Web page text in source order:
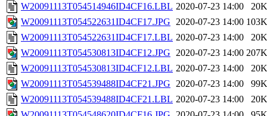
W20091113T054514946ID4CF16.LBL 2020-07-23 14:00
20K
W20091113T054522631ID4CF17.JPG 2020-07-23 14:00 103K
W20091113T054522631ID4CF17.LBL 2020-07-23 14:00
20K
W20091113T054530813ID4CF12.JPG 2020-07-23 14:00 207K
W20091113T054530813ID4CF12.LBL 2020-07-23 14:00
20K
W20091113T054539488ID4CF21.JPG 2020-07-23 14:00
99K
W20091113T054539488ID4CF21.LBL 2020-07-23 14:00
20K